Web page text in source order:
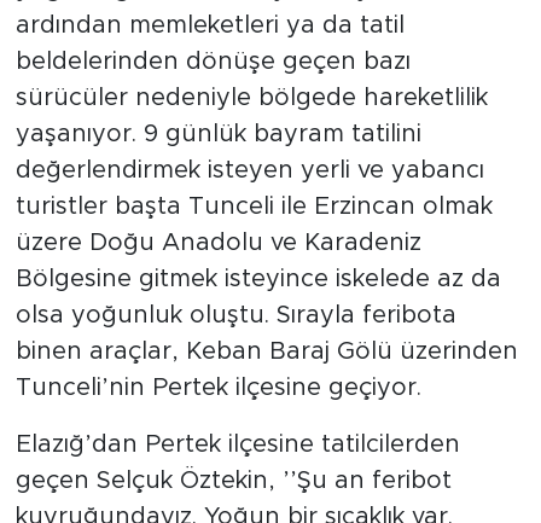
ardından memleketleri ya da tatil
beldelerinden dönüşe geçen bazı
sürücüler nedeniyle bölgede hareketlilik
yaşanıyor. 9 günlük bayram tatilini
değerlendirmek isteyen yerli ve yabancı
turistler başta Tunceli ile Erzincan olmak
üzere Doğu Anadolu ve Karadeniz
Bölgesine gitmek isteyince iskelede az da
olsa yoğunluk oluştu. Sırayla feribota
binen araçlar, Keban Baraj Gölü üzerinden
Tunceli’nin Pertek ilçesine geçiyor.
Elazığ’dan Pertek ilçesine tatilcilerden
geçen Selçuk Öztekin, ’’Şu an feribot
kuyruğundayız. Yoğun bir sıcaklık var.